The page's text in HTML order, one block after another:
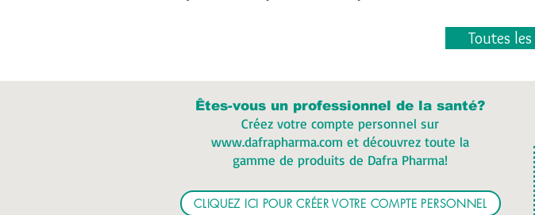
Toutes
Êtes-vous un professionnel de la santé?
Créez votre compte personnel sur
www.dafrapharma.com et découvrez toute la
gamme de produits de Dafra Pharma!
CLIQUEZ ICI POUR CRÉER VOTRE COMPTE PERSONNEL